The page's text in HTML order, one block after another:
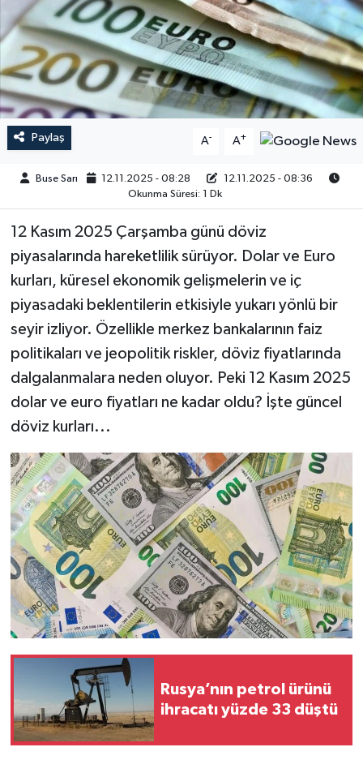
Paylaş A- A+
Buse Sarı 12.11.2025 - 08:28
12.11.2025 - 08:36
Okunma Süresi: 1 Dk
12 Kasım 2025 Çarşamba günü döviz
piyasalarında hareketlilik sürüyor. Dolar ve Euro
kurları, küresel ekonomik gelişmelerin ve iç
piyasadaki beklentilerin etkisiyle yukarı yönlü bir
seyir izliyor. Özellikle merkez bankalarının faiz
politikaları ve jeopolitik riskler, döviz fiyatlarında
dalgalanmalara neden oluyor. Peki 12 Kasım 2025
dolar ve euro fiyatları ne kadar oldu? İşte güncel
döviz kurları...
Rusya’nın petrol ürünü
ihracatı yüzde 33 düştü